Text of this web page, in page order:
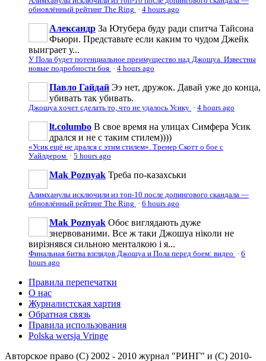
обновлённый рейтинг The Ring · 4 hours ago
Александр За Ютубера буду ради спитча Тайсона
Фьюри. Представьте если каким то чудом Джейк
выиграет у...
У Пола будет потенциальное преимущество над Джошуа. Известны
новые подробности боя · 4 hours ago
Павло Гайдай Ээ нет, дружок. Давай уже до конца,
убивать так убивать.
Джошуа хочет сделать то, что не удалось Усику · 4 hours ago
lt.columbo В свое время на улицах Симфера Усик
дрался и не с таким стилем))))
«Усик ещё не дрался с этим стилем». Тренер Скотт о бое с
Уайлдером · 5 hours ago
Mak Poznyak Треба по-казахськи
Алимханулы исключили из топ-10 после допингового скандала —
обновлённый рейтинг The Ring · 6 hours ago
Mak Poznyak Обоє виглядають дуже
знервованими. Все ж таки Джошуа ніколи не
вирізнявся сильною менталкою і я...
Финальная битва взглядов Джошуа и Пола перед боем: видео · 6
hours ago
Правила перепечатки
О нас
Журналистская хартия
Обратная связь
Правила использования
Polska wersja Vringe
Авторское право (С) 2002 - 2010 журнал "РИНГ" и (С) 2010-